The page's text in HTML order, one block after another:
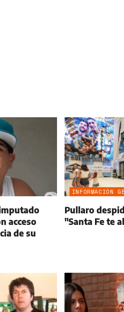
acceso
de su
INFORMACIÓN
Pullaro
"Santa Fe te